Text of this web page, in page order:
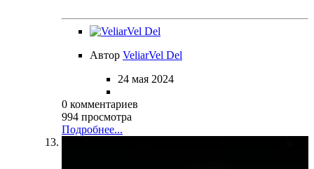
Автор VeliarVel Del
24 мая 2024
0 комментариев
994 просмотра
Подробнее...